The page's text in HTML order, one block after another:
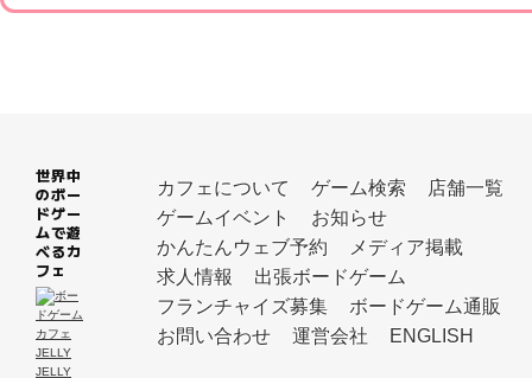
世界中
のボー
ドゲー
ムで遊
べるカ
フェ
カフェについて ゲーム検索
店舗一覧
ゲームイベント
お知らせ
かんたんウェブ予約
メディア掲載
求人情報
出張ボードゲーム
フランチャイズ募集
ボードゲーム通販
お問い合わせ
運営会社 ENGLISH